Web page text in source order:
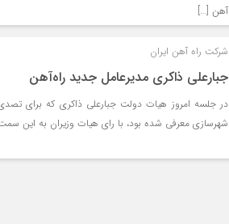
آهن […]
شرکت راه آهن ایران
جبارعلی ذاکری مدیرعامل جدید راه‌آهن
در جلسه امروز هیات دولت جبارعلی ذاکری که برای
شهرسازی معرفی شده بود، با رای هیات وزیران به این